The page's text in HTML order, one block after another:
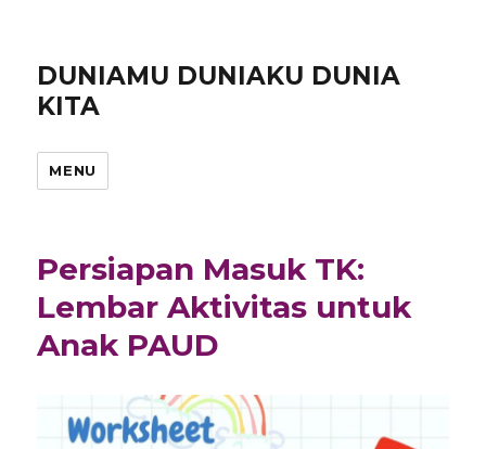
DUNIAMU DUNIAKU DUNIA
KITA
MENU
Persiapan Masuk TK:
Lembar Aktivitas untuk
Anak PAUD